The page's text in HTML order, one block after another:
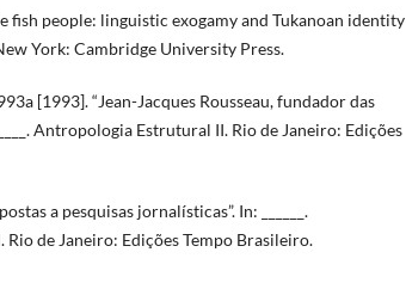
fish people: linguistic exogamy and Tukanoan identity
York: Cambridge University Press.
[1993]. “Jean-Jacques Rousseau, fundador das
Antropologia Estrutural II. Rio de Janeiro: Edições
a pesquisas jornalísticas”. In: ______.
de Janeiro: Edições Tempo Brasileiro.